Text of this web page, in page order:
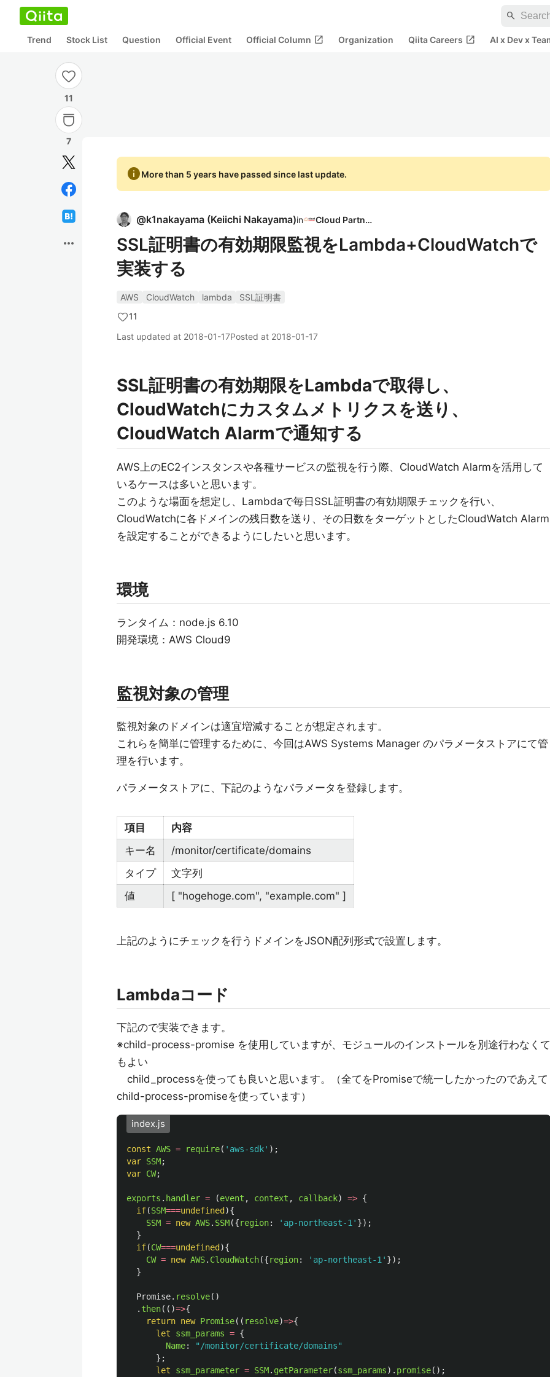
search
Trend Stock List Question Official Event Official Column open_in_new Organization Qiita Careers open_in_new AI x Dev x
11
7
more_horiz
infoMore than 5 years have passed since last update.
@k1nakayama (Keiichi Nakayama)in Cloud Partner
SSL証明書の有効期限監視をLambda+CloudWatchで
実装する
AWS CloudWatch lambda
SSL証明書
11
Last updated at 2018-01-17Posted at 2018-01-17
SSL証明書の有効期限をLambdaで取得し、
CloudWatchにカスタムメトリクスを送り、
CloudWatch Alarmで通知する
AWS上のEC2インスタンスや各種サービスの監視を行う際、CloudWatch Alarmを活用して
いるケースは多いと思います。
このような場面を想定し、Lambdaで毎日SSL証明書の有効期限チェックを行い、
CloudWatchに各ドメインの残日数を送り、その日数をターゲットとしたCloudWatch Alarm
を設定することができるようにしたいと思います。
環境
ランタイム：node.js 6.10
開発環境：AWS Cloud9
監視対象の管理
監視対象のドメインは適宜増減することが想定されます。
これらを簡単に管理するために、今回はAWS Systems Manager のパラメータストアにて管
理を行います。
パラメータストアに、下記のようなパラメータを登録します。
項目
内容
キー名
/monitor/certificate/domains
タイプ
文字列
値
[ "hogehoge.com", "example.com" ]
上記のようにチェックを行うドメインをJSON配列形式で設置します。
Lambdaコード
下記ので実装できます。
※child-process-promise を使用していますが、モジュールのインストールを別途行わなくて
もよい
child_processを使っても良いと思います。（全てをPromiseで統一したかったのであえて
child-process-promiseを使っています）
index.js
const AWS = require( ' aws-sdk' );
var SSM;
var CW;
exports . handler = (event , context , callback) => {
if(SSM===undefined ){
SSM = new AWS. SSM({region: ' ap-northeast-1 ' });
}
if(CW===undefined ){
CW = new AWS. CloudWatch({region: ' ap-northeast-1 ' });
}
Promise. resolve()
. then(()=>{
return new Promise(( resolve)=>{
let
ssm_params = {
Name: " /monitor/certificate/domains"
};
let
ssm_parameter = SSM. getParameter(ssm_params). promise();